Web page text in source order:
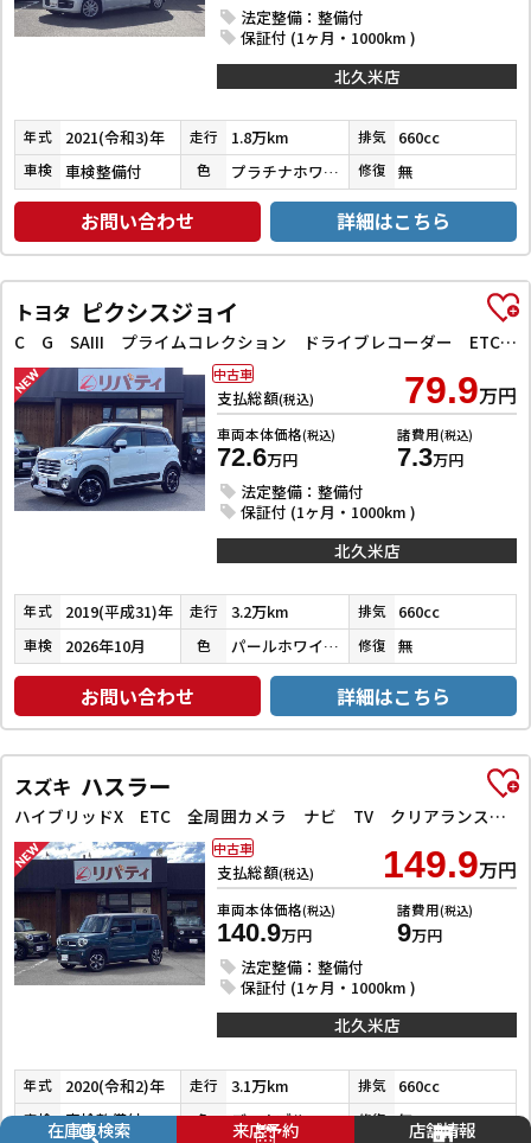
法定整備：整備付
保証付 (1ヶ月・1000km )
北久米店
年式 2021(令和3)年 走行 1.8万km 排気 660cc
車検 車検整備付 色 プラチナホワイトパール 修復 無
お問い合わせ 詳細はこちら
トヨタ ピクシスジョイ
C G SAIII プライムコレクション ドライブレコーダー ETC バックカメラ ナビ TV クリアランスソナー 衝突被害軽減システム オートマチックハイビーム オートライト スマートキー アイドリングストップ 電動格納ミラー
支払総額(税込) 79.9万円
車両本体価格(税込)
72.6万円
諸費用(税込)
7.3万円
法定整備：整備付
保証付 (1ヶ月・1000km )
中古車
北久米店
年式 2019(平成31)年 走行 3.2万km 排気 660cc
車検 2026年10月 色 パールホワイトⅢ 修復 無
お問い合わせ 詳細はこちら
スズキ ハスラー
ハイブリッドX ETC 全周囲カメラ ナビ TV クリアランスソナー レーンアシスト 衝突被害軽減システム オートライト スマートキー アイドリングストップ 電動格納ミラー シートヒーター 後席モニター CVT
支払総額(税込) 149.9万円
車両本体価格(税込)
140.9万円
諸費用(税込)
9万円
法定整備：整備付
保証付 (1ヶ月・1000km )
中古車
北久米店
年式 2020(令和2)年 走行 3.1万km 排気 660cc
車検 車検整備付 色 デニムブルーメタリック／ミネラルグレーメタリック 修復 無
在庫車検索 来店予約 店舗情報